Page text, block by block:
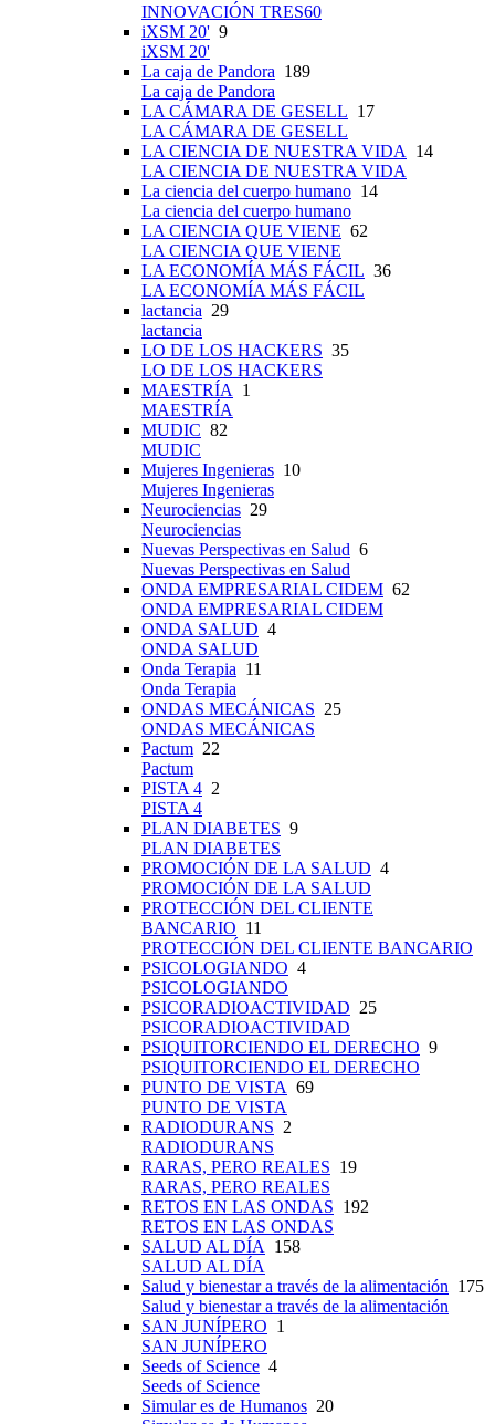
INNOVACIÓN TRES60
iXSM 20' 9
iXSM 20'
La caja de Pandora 189
La caja de Pandora
LA CÁMARA DE GESELL 17
LA CÁMARA DE GESELL
LA CIENCIA DE NUESTRA VIDA
14
LA CIENCIA DE NUESTRA VIDA
La ciencia del cuerpo humano 14
La ciencia del cuerpo humano
LA CIENCIA QUE VIENE 62
LA CIENCIA QUE VIENE
LA ECONOMÍA MÁS FÁCIL 36
LA ECONOMÍA MÁS FÁCIL
lactancia 29
lactancia
LO DE LOS HACKERS 35
LO DE LOS HACKERS
MAESTRÍA
1
MAESTRÍA
MUDIC 82
MUDIC
Mujeres Ingenieras 10
Mujeres Ingenieras
Neurociencias 29
Neurociencias
Nuevas Perspectivas en Salud 6
Nuevas Perspectivas en Salud
ONDA EMPRESARIAL CIDEM 62
ONDA EMPRESARIAL CIDEM
ONDA SALUD 4
ONDA SALUD
Onda Terapia 11
Onda Terapia
ONDAS MECÁNICAS 25
ONDAS MECÁNICAS
Pactum 22
Pactum
PISTA 4 2
PISTA 4
PLAN DIABETES 9
PLAN DIABETES
PROMOCIÓN DE LA SALUD 4
PROMOCIÓN DE LA SALUD
PROTECCIÓN DEL CLIENTE
BANCARIO 11
PROTECCIÓN DEL CLIENTE BANCARIO
PSICOLOGIANDO 4
PSICOLOGIANDO
PSICORADIOACTIVIDAD 25
PSICORADIOACTIVIDAD
PSIQUITORCIENDO EL DERECHO 9
PSIQUITORCIENDO EL DERECHO
PUNTO DE VISTA 69
PUNTO DE VISTA
RADIODURANS 2
RADIODURANS
RARAS, PERO REALES 19
RARAS, PERO REALES
RETOS EN LAS ONDAS 192
RETOS EN LAS ONDAS
SALUD AL DÍA
158
SALUD AL DÍA
Salud y bienestar a través de la alimentación 175
Salud y bienestar a través de la alimentación
SAN JUNÍPERO 1
SAN JUNÍPERO
Seeds of Science 4
Seeds of Science
Simular es de Humanos 20